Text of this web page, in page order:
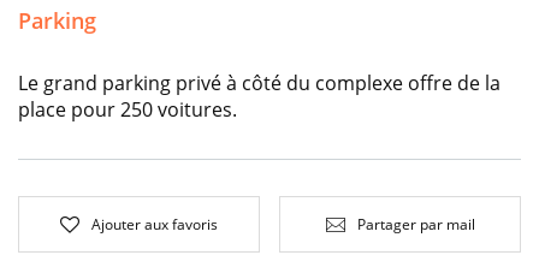
Parking
Le grand parking privé à côté du complexe offre de la
place pour 250 voitures.
Ajouter aux favoris Partager par mail